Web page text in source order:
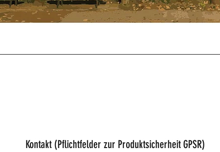
Kontakt (Pflichtfelder zur Produktsicherheit GPSR)